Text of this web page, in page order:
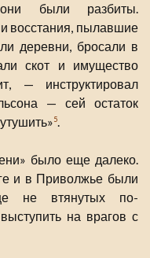
были разбиты.
восстания, пылавшие
деревни, бросали в
скот и имущество
— инструктировал
— сей остаток
5.
было еще далеко.
и в Приволжье были
не втянутых по-
на врагов с